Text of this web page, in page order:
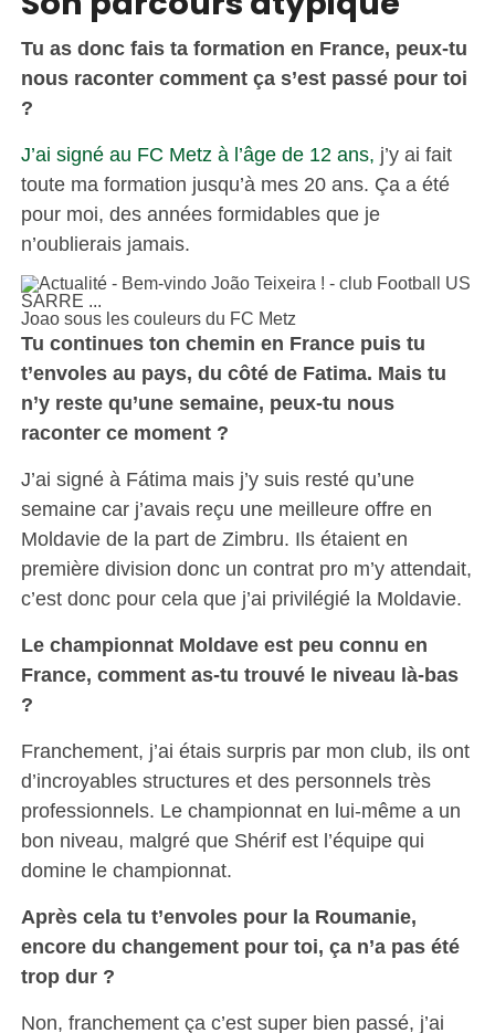
Tu as donc fais ta formation en France, peux-tu
nous raconter comment ça s’est passé pour toi
?
J’ai signé au FC Metz à l’âge de 12 ans, j’y ai fait
toute ma formation jusqu’à mes 20 ans. Ça a été
pour moi, des années formidables que je
n’oublierais jamais.
Joao sous les couleurs du FC Metz
Tu continues ton chemin en France puis tu
t’envoles au pays, du côté de Fatima. Mais tu
n’y reste qu’une semaine, peux-tu nous
raconter ce moment ?
J’ai signé à Fátima mais j’y suis resté qu’une
semaine car j’avais reçu une meilleure offre en
Moldavie de la part de Zimbru. Ils étaient en
première division donc un contrat pro m’y attendait,
c’est donc pour cela que j’ai privilégié la Moldavie.
Le championnat Moldave est peu connu en
France, comment as-tu trouvé le niveau là-bas
?
Franchement, j’ai étais surpris par mon club, ils ont
d’incroyables structures et des personnels très
professionnels. Le championnat en lui-même a un
bon niveau, malgré que Shérif est l’équipe qui
domine le championnat.
Après cela tu t’envoles pour la Roumanie,
encore du changement pour toi, ça n’a pas été
trop dur ?
Non, franchement ça c’est super bien passé, j’ai